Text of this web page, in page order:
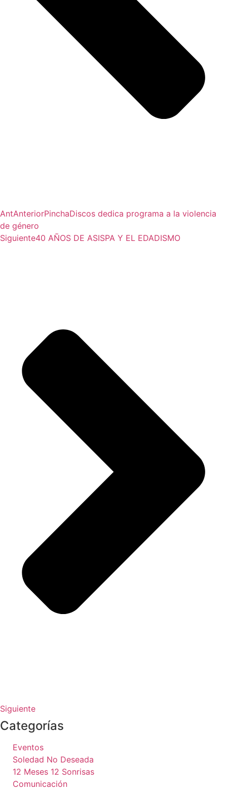
AntAnteriorPinchaDiscos dedica programa a la violencia
de género
Siguiente40 AÑOS DE ASISPA Y EL EDADISMO
Siguiente
Categorías
Eventos
Soledad No Deseada
12 Meses 12 Sonrisas
Comunicación